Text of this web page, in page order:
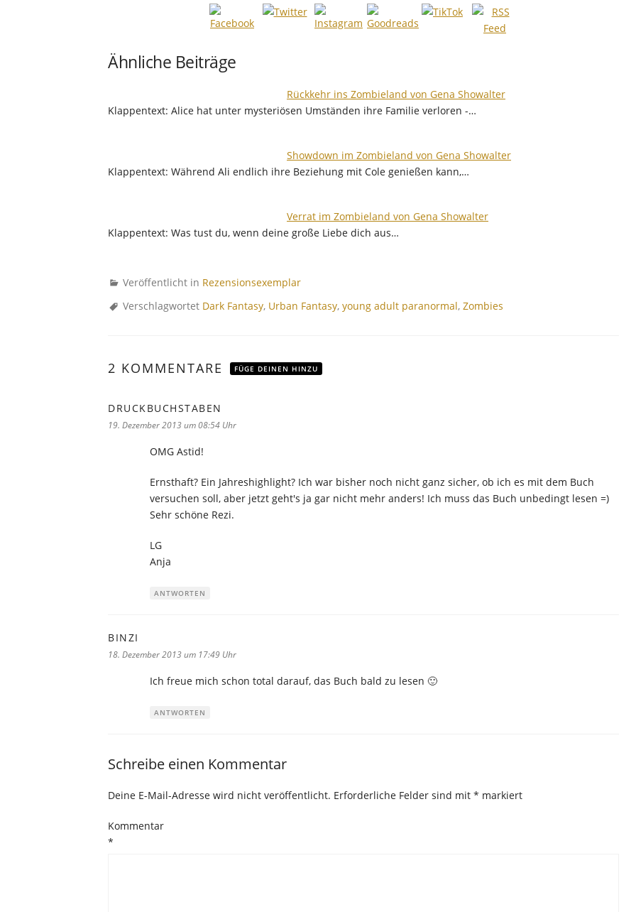
Ähnliche Beiträge
Rückkehr ins Zombieland von Gena Showalter
Klappentext: Alice hat unter mysteriösen Umständen ihre Familie verloren -…
Showdown im Zombieland von Gena Showalter
Klappentext: Während Ali endlich ihre Beziehung mit Cole genießen kann,…
Verrat im Zombieland von Gena Showalter
Klappentext: Was tust du, wenn deine große Liebe dich aus…
Veröffentlicht in Rezensionsexemplar
Verschlagwortet Dark Fantasy, Urban Fantasy, young adult paranormal, Zombies
2 KOMMENTARE FÜGE DEINEN HINZU
DRUCKBUCHSTABEN
19. Dezember 2013 um 08:54 Uhr
OMG Astid!
Ernsthaft? Ein Jahreshighlight? Ich war bisher noch nicht ganz sicher, ob ich es mit dem Buch
versuchen soll, aber jetzt geht's ja gar nicht mehr anders! Ich muss das Buch unbedingt lesen =)
Sehr schöne Rezi.
LG
Anja
ANTWORTEN
BINZI
18. Dezember 2013 um 17:49 Uhr
Ich freue mich schon total darauf, das Buch bald zu lesen 🙂
ANTWORTEN
Schreibe einen Kommentar
Deine E-Mail-Adresse wird nicht veröffentlicht. Erforderliche Felder sind mit * markiert
Kommentar
*